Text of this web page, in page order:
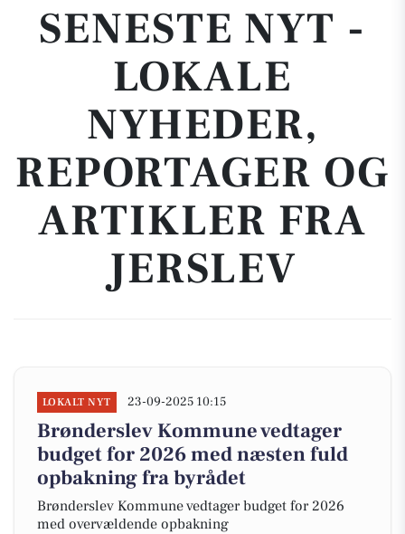
SENESTE NYT -
LOKALE
NYHEDER,
REPORTAGER OG
ARTIKLER FRA
JERSLEV
LOKALT NYT 23-09-2025 10:15
Brønderslev Kommune vedtager
budget for 2026 med næsten fuld
opbakning fra byrådet
Brønderslev Kommune vedtager budget for 2026
med overvældende opbakning